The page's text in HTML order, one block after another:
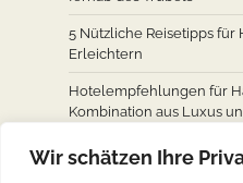
Wir schätzen Ihre
5 Nützliche Reisetipps für
Erleichtern
Hotelempfehlungen für
Kombination aus Luxus
Wie man von den
Hannover fliegt: Ein